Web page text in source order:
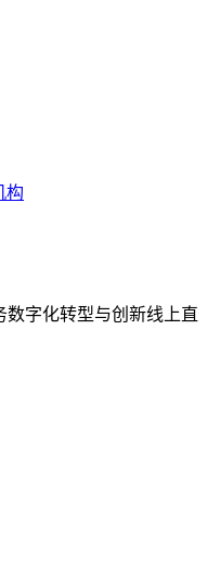
构
字化转型与创新线上直